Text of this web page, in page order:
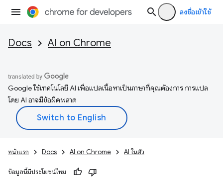
ลงชื่อเข้าใช้
Docs AI on Chrome
Google ใช้เทคโนโลยี AI เพื่อแปลเนื้อหาเป็นภาษาที่คุณต้องการ การแปล
โดย AI อาจมีข้อผิดพลาด
หน้าแรก Docs AI on Chrome AI ในตัว
ข้อมูลนี้มีประโยชน์ไหม